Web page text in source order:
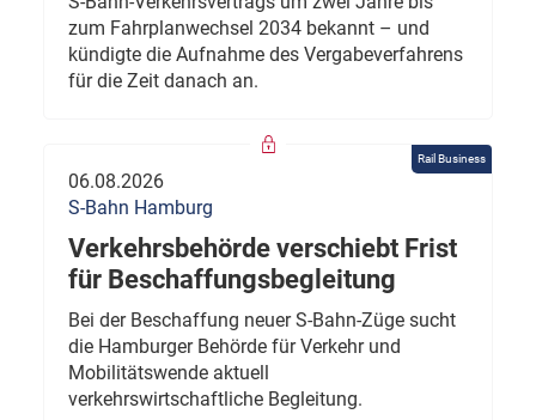
zum Fahrplanwechsel 2034 bekannt – und
kündigte die Aufnahme des Vergabeverfahrens
für die Zeit danach an.
Rail Business
06.08.2026
S-Bahn Hamburg
Verkehrsbehörde verschiebt Frist
für Beschaffungsbegleitung
Bei der Beschaffung neuer S-Bahn-Züge sucht
die Hamburger Behörde für Verkehr und
Mobilitätswende aktuell
verkehrswirtschaftliche Begleitung.